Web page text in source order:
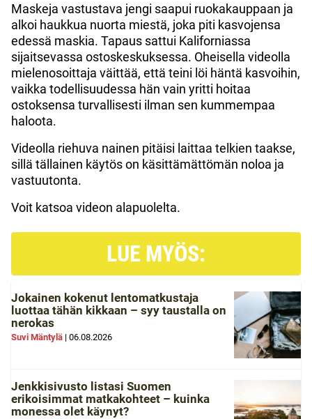
Maskeja vastustava jengi saapui ruokakauppaan ja
alkoi haukkua nuorta miestä, joka piti kasvojensa
edessä maskia. Tapaus sattui Kaliforniassa
sijaitsevassa ostoskeskuksessa. Oheisella videolla
mielenosoittaja väittää, että teini löi häntä kasvoihin,
vaikka todellisuudessa hän vain yritti hoitaa
ostoksensa turvallisesti ilman sen kummempaa
haloota.
Videolla riehuva nainen pitäisi laittaa telkien taakse,
sillä tällainen käytös on käsittämättömän noloa ja
vastuutonta.
Voit katsoa videon alapuolelta.
LUE MYÖS:
Jokainen kokenut lentomatkustaja
luottaa tähän kikkaan – syy taustalla on
nerokas
Suvi Mäntylä | 06.08.2026
Jenkkisivusto listasi Suomen
erikoisimmat matkakohteet – kuinka
monessa olet käynyt?